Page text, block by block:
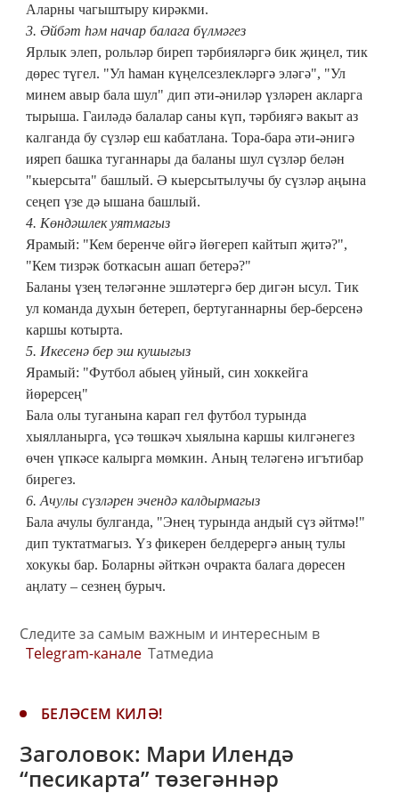
Аларны чагыштыру кирәкми.
3. Әйбәт һәм начар балага бүлмәгез
Ярлык элеп, рольләр биреп тәрбияләргә бик җиңел, тик
дөрес түгел. "Ул һаман күңелсезлекләргә эләгә", "Ул
минем авыр бала шул" дип әти-әниләр үзләрен акларга
тырыша. Гаиләдә балалар саны күп, тәрбиягә вакыт аз
калганда бу сүзләр еш кабатлана. Тора-бара әти-әнигә
ияреп башка туганнары да баланы шул сүзләр белән
"кыерсыта" башлый. Ә кыерсытылучы бу сүзләр аңына
сеңеп үзе дә ышана башлый.
4. Көндәшлек уятмагыз
Ярамый: "Кем беренче өйгә йөгереп кайтып җитә?",
"Кем тизрәк боткасын ашап бетерә?"
Баланы үзең теләгәнне эшләтергә бер дигән ысул. Тик
ул команда духын бетереп, бертуганнарны бер-берсенә
каршы котырта.
5. Икесенә бер эш кушыгыз
Ярамый: "Футбол абыең уйный, син хоккейга
йөрерсең"
Бала олы туганына карап гел футбол турында
хыялланырга, үсә төшкәч хыялына каршы килгәнегез
өчен үпкәсе калырга мөмкин. Аның теләгенә игътибар
бирегез.
6. Ачулы сүзләрен эчендә калдырмагыз
Бала ачулы булганда, "Энең турында андый сүз әйтмә!"
дип туктатмагыз. Үз фикерен белдерергә аның тулы
хокукы бар. Боларны әйткән очракта балага дөресен
аңлату – сезнең бурыч.
Следите за самым важным и интересным в
Telegram-канале Татмедиа
БЕЛӘСЕМ КИЛӘ!
Заголовок: Мари Илендә
“песикарта” төзегәннәр